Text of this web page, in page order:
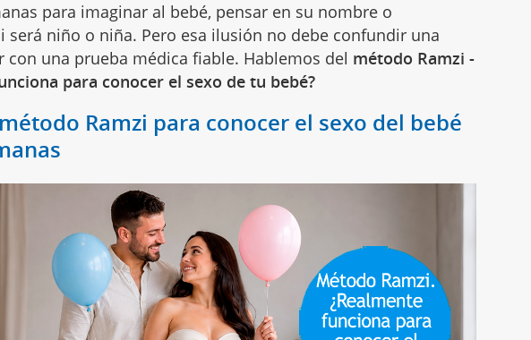
para imaginar al bebé, pensar en su nombre o
será niño o niña. Pero esa ilusión no debe confundir una
con una prueba médica fiable. Hablemos del método Ramzi -
para conocer el sexo de tu bebé?
Ramzi para conocer el sexo del bebé